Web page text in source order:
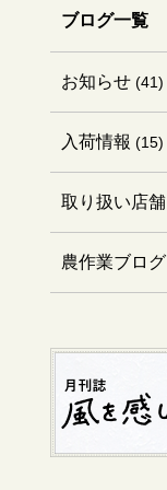
ブログ一覧
お知らせ (41)
入荷情報 (15)
取り扱い店舗
農作業ブログ